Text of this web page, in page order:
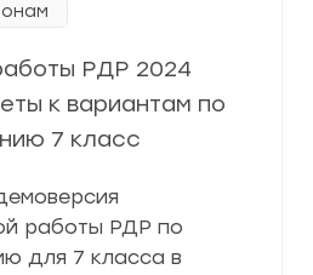
РДР 2024
к вариантам по
7 класс
работы РДР по
для 7 класса в